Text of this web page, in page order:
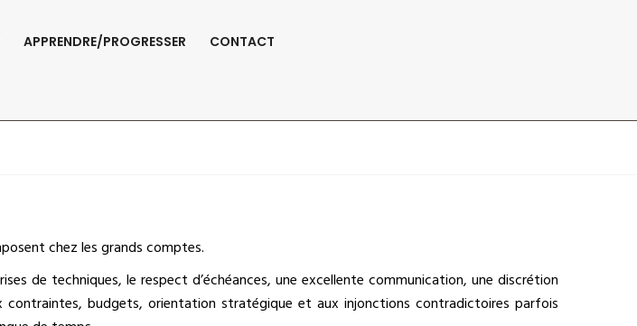
APPRENDRE/PROGRESSER CONTACT
chez les grands comptes.
de techniques, le respect d’échéances, une excellente communication, une discrétion
budgets, orientation stratégique et aux injonctions contradictoires parfois